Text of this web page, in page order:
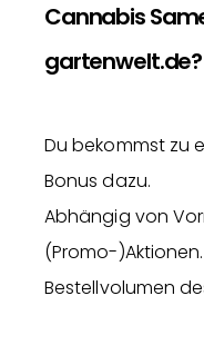
Cannabis
gartenwelt.de?
Du bekommst zu
Bonus dazu.
Abhängig von
(Promo-
Bestellvolumen